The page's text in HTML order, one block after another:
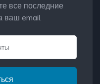
все последние
ваш email.